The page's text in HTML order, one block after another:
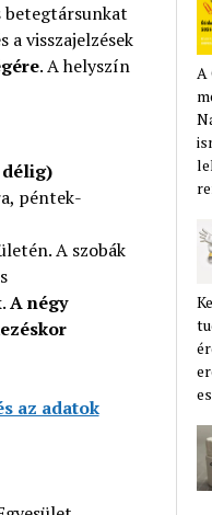
a visszajelzések
. A helyszín
délig)
péntek-
A szobák
A négy
az adatok
A